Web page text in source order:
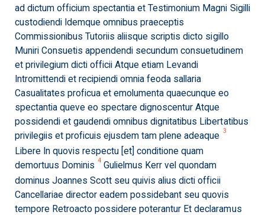
ad dictum officium spectantia et Testimonium Magni Sigilli
custodiendi Idemque omnibus praeceptis
Commissionibus Tutoriis aliisque scriptis dicto sigillo
Muniri Consuetis appendendi secundum consuetudinem
et privilegium dicti officii Atque etiam Levandi
Intromittendi et recipiendi omnia feoda sallaria
Casualitates proficua et emolumenta quaecunque eo
spectantia queve eo spectare dignoscentur Atque
possidendi et gaudendi omnibus dignitatibus Libertatibus
privilegiis et proficuis ejusdem tam plene adeaque 3
Libere In quovis respectu [et] conditione quam
demortuus Dominis 4 Gulielmus Kerr vel quondam
dominus Joannes Scott seu quivis alius dicti officii
Cancellariae director eadem possidebant seu quovis
tempore Retroacto possidere poterantur Et declaramus